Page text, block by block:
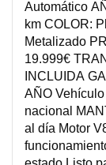
Automático
km COLOR:
Metalizado
19.999€
INCLUIDA
AÑO Vehículo
nacional
al día Motor